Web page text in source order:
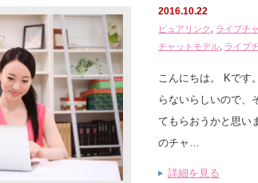
2016.10.22
ピュアリンク
ライブチ
チャットモデル ライブ
こんにちは。 Kです
らないらしいので、
てもらおうかと思い
のチャ…
詳細を見る